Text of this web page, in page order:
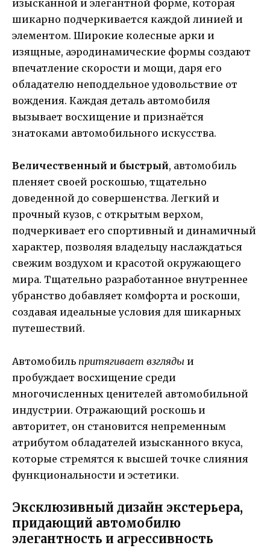
изысканной и элегантной форме, которая
шикарно подчеркивается каждой линией и
элементом. Широкие колесные арки и
изящные, аэродинамические формы создают
впечатление скорости и мощи, даря его
обладателю неподдельное удовольствие от
вождения. Каждая деталь автомобиля
вызывает восхищение и признаётся
знатоками автомобильного искусства.
Величественный и быстрый, автомобиль
пленяет своей роскошью, тщательно
доведенной до совершенства. Легкий и
прочный кузов, с открытым верхом,
подчеркивает его спортивный и динамичный
характер, позволяя владельцу наслаждаться
свежим воздухом и красотой окружающего
мира. Тщательно разработанное внутреннее
убранство добавляет комфорта и роскоши,
создавая идеальные условия для шикарных
путешествий.
Автомобиль притягивает взгляды и
пробуждает восхищение среди
многочисленных ценителей автомобильной
индустрии. Отражающий роскошь и
авторитет, он становится непременным
атрибутом обладателей изысканного вкуса,
которые стремятся к высшей точке слияния
функциональности и эстетики.
Эксклюзивный дизайн экстерьера,
придающий автомобилю
элегантность и агрессивность